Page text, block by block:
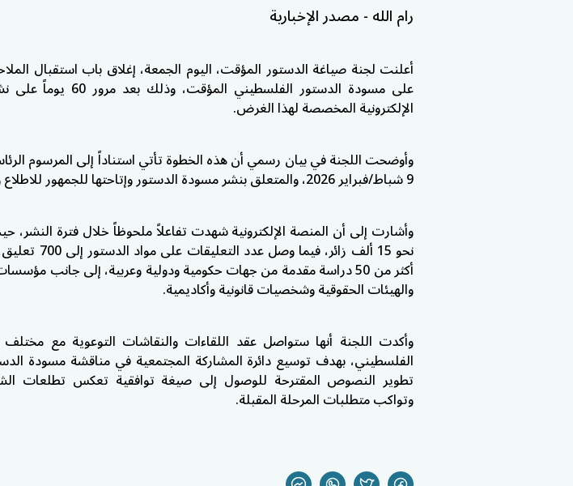
رام الله - مصدر الإخبارية
أعلنت لجنة صياغة الدستور المؤقت، اليوم الجمعة، إغلاق باب استقبال
على مسودة الدستور الفلسطيني
الإلكترونية المخصصة لهذا الغرض.
وأوضحت اللجنة في بيان رسمي أن هذه الخطوة تأتي استناداً إلى المرسوم
9 شباط/فبراير 2026، والمتعلق بنشر مسودة الدستور وإتاحتها للجمهور للاطلاع وإبداء الرأي.
وأشارت إلى أن المنصة الإلكترونية شهدت تفاعلاً ملحوظاً خلال فترة النشر،
نحو 15 ألف زائر،
أكثر من 50 دراسة مقدمة من جهات حكومية ودولية وعربية، إلى جانب
والهيئات الحقوقية وشخصيات قانونية وأكاديمية.
وأكدت اللجنة أنها ستواصل عقد اللقاءات والنقاشات التوعوية مع
الفلسطيني، بهدف توسيع دائرة المشاركة المجتمعية في مناقشة مسودة
تطوير النصوص المقترحة للوصول إلى صيغة توافقية تعكس تطلعات
وتواكب متطلبات المرحلة المقبلة.